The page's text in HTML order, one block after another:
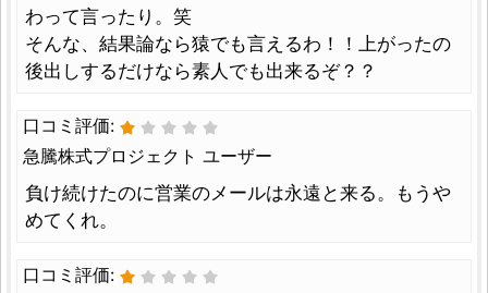
わって言ったり。笑
そんな、結果論なら猿でも言えるわ！！上がったの
後出しするだけなら素人でも出来るぞ？？
口コミ評価:
急騰株式プロジェクト ユーザー
負け続けたのに営業のメールは永遠と来る。もうや
めてくれ。
口コミ評価: